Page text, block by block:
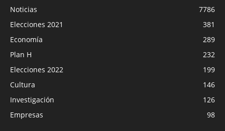
Noticias
7786
Elecciones 2021
381
Economía
289
Plan H
232
Elecciones 2022
199
Cultura
146
Investigación
126
Empresas
98